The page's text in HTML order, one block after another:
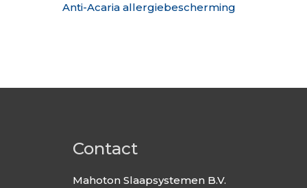
Anti-Acaria allergiebescherming
Contact
Mahoton Slaapsystemen B.V.